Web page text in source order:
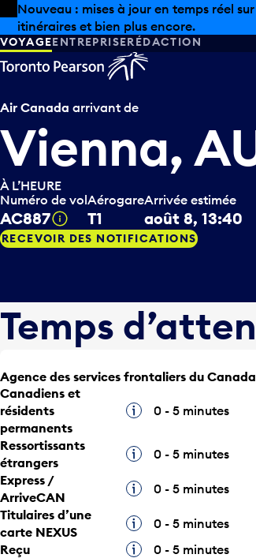
Skip to offers
Passer au contenu principal
Les aubaines estivales sont arrivées
VOYAGEENTREPRISERÉDACTION
Air Canada arrivant de
Vienna,
À L’HEURE
Numéro de vol
AC887 Infobulle
Aérogare
T1
Arrivée estimée
août 8, 13:40
RECEVOIR DES NOTIFICATIONS
Temps
Agence des services frontaliers du Canada
Canadiens et
résidents
permanents
Infobulle0 - 5 minutes
Ressortissants
étrangers
Infobulle0 - 5 minutes
Express /
ArriveCAN
Infobulle0 - 5 minutes
Titulaires d’une
carte NEXUS
Infobulle0 - 5 minutes
Reçu
Infobulle0 - 5 minutes